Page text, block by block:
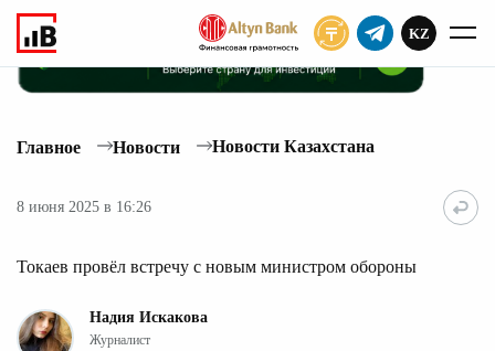
KZ
Главное Новости Новости Казахстана
8 июня 2025 в 16:26
Токаев провёл встречу с новым министром обороны
Надия Искакова
Журналист